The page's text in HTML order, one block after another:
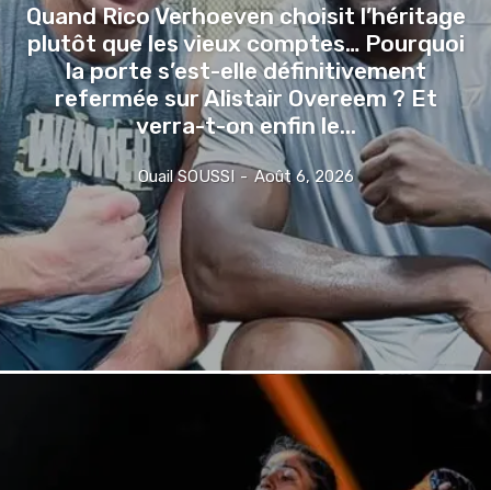
Quand Rico Verhoeven choisit l’héritage
plutôt que les vieux comptes… Pourquoi
la porte s’est-elle définitivement
refermée sur Alistair Overeem ? Et
verra-t-on enfin le...
Ouail SOUSSI - Août 6, 2026